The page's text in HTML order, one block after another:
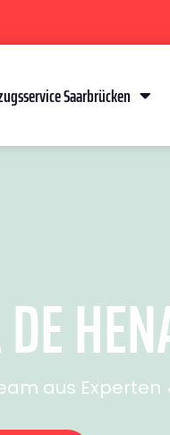
Saarbrücken
aus Experten